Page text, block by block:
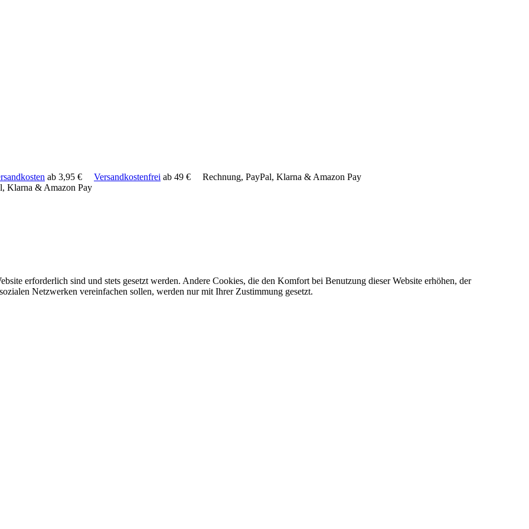
ab 3,95 € Versandkostenfrei ab 49 €
Rechnung, PayPal, Klarna & Amazon Pay
Klarna & Amazon Pay
erforderlich sind und stets gesetzt werden. Andere Cookies, die den Komfort bei Benutzung dieser Website erhöhen, der
Netzwerken vereinfachen sollen, werden nur mit Ihrer Zustimmung gesetzt.